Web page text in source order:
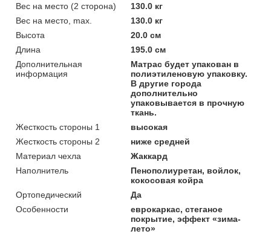
Вес на место (2 сторона)
130.0 кг
Вес на место, max.
130.0 кг
Высота
20.0 см
Длина
195.0 см
Дополнительная
информация
Матрас будет упакован в
полиэтиленовую упаковку.
В другие города
дополнительно
упаковывается в прочную
ткань.
Жесткость стороны 1
высокая
Жесткость стороны 2
ниже средней
Материал чехла
Жаккард
Наполнитель
Пенополиуретан, войлок,
кокосовая койра
Ортопедический
Да
Особенности
еврокаркас, стеганое
покрытие, эффект «зима-
лето»